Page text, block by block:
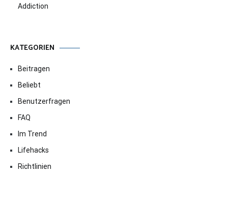
Addiction
KATEGORIEN
Beitragen
Beliebt
Benutzerfragen
FAQ
Im Trend
Lifehacks
Richtlinien